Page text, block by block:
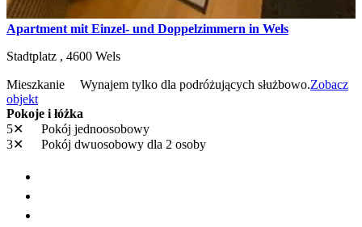
Apartment mit Einzel- und Doppelzimmern in Wels
Stadtplatz , 4600 Wels
Mieszkanie Wynajem tylko dla podróżujących służbowo.Zobacz
objekt
Pokoje i łóżka
5✕
Pokój jednoosobowy
3✕
Pokój dwuosobowy dla 2 osoby